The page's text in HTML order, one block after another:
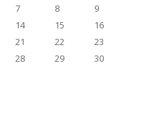
7 8
9
14 15
16
21 22
23
28 29
30